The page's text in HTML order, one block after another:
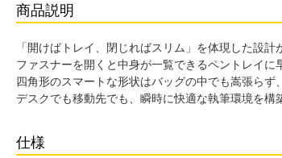
商品説明
「開けばトレイ、閉じればスリム」を体現した設計
ファスナーを開くと中身が一覧できるペントレイに
四角形のスマートな形状はバッグの中でも嵩張らず
デスクでも移動先でも、瞬時に快適な執筆環境を構
仕様